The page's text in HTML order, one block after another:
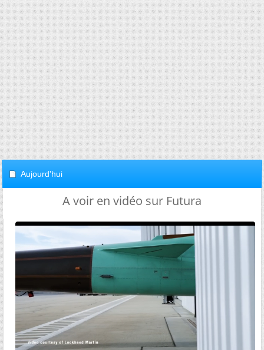
Aujourd'hui
A voir en vidéo sur Futura